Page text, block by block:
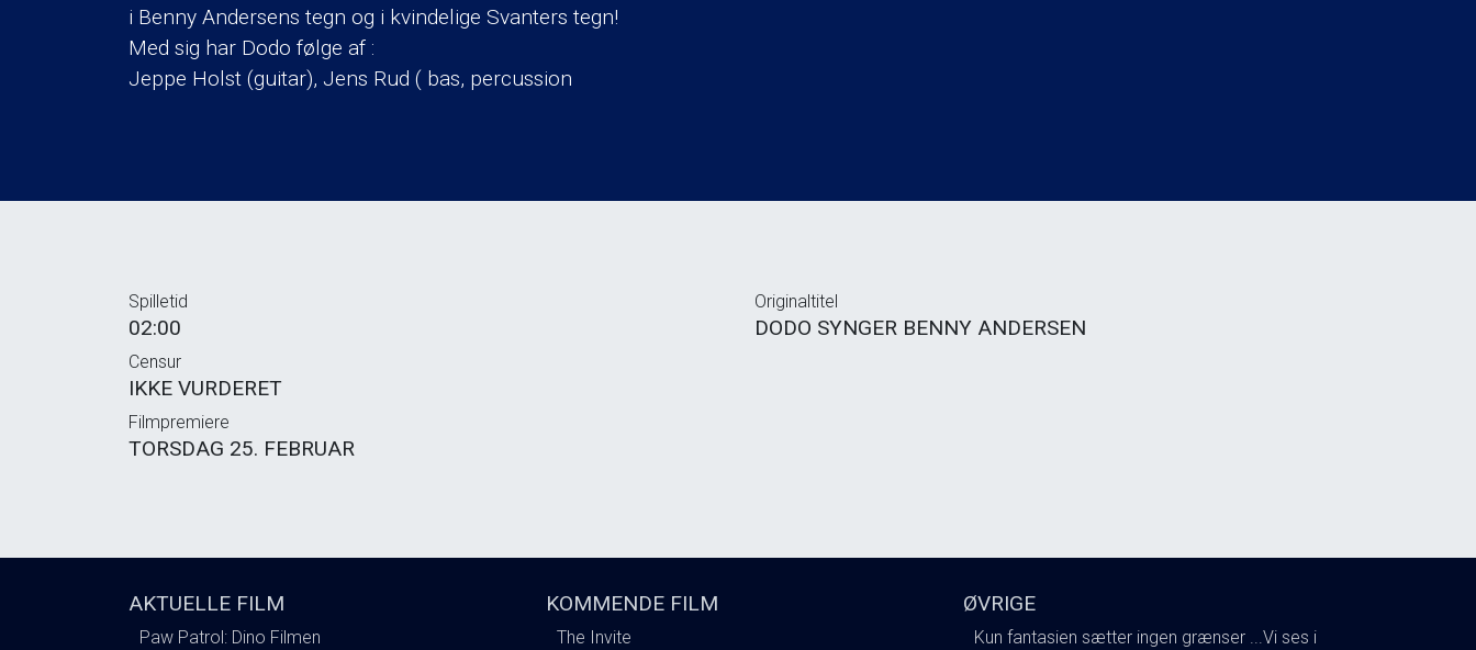
i Benny Andersens tegn og i kvindelige Svanters tegn!
Med sig har Dodo følge af :
Jeppe Holst (guitar), Jens Rud ( bas, percussion
Spilletid
02:00
Censur
IKKE VURDERET
Filmpremiere
TORSDAG 25. FEBRUAR
Originaltitel
DODO SYNGER BENNY ANDERSEN
AKTUELLE FILM
Paw Patrol: Dino Filmen
KOMMENDE FILM
The Invite
ØVRIGE
Kun fantasien sætter ingen grænser ...Vi ses i